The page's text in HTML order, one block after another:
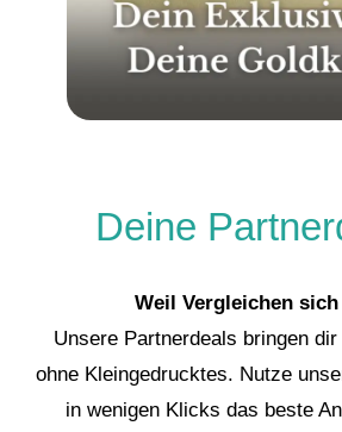
Deine
Weil Vergleichen
Unsere Partnerdeals bringen
ohne Kleingedrucktes. Nutze
in wenigen Klicks das beste